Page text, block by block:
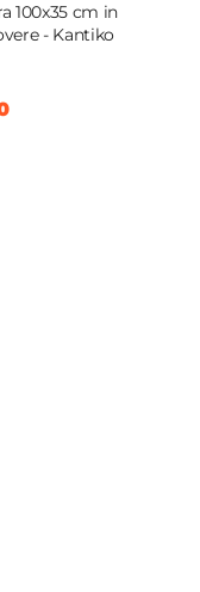
100x35 cm in
- Kantiko